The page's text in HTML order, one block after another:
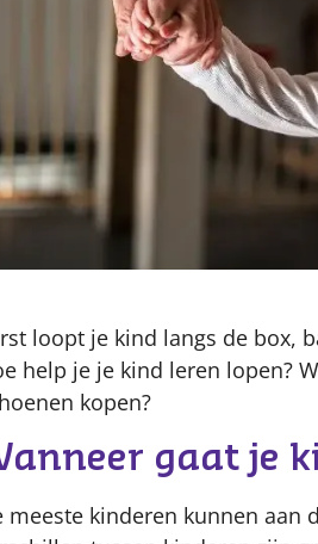
loopt je kind langs de box,
help je je kind leren lopen?
kopen?
gaat je
meeste kinderen kunnen aan